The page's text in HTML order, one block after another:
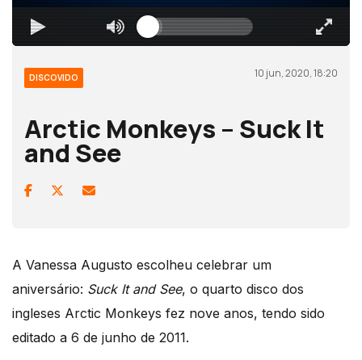
DISCOVIDO 10 jun, 2020, 18:20
Arctic Monkeys – Suck It
and See
A Vanessa Augusto escolheu celebrar um
aniversário: Suck It and See, o quarto disco dos
ingleses Arctic Monkeys fez nove anos, tendo sido
editado a 6 de junho de 2011.